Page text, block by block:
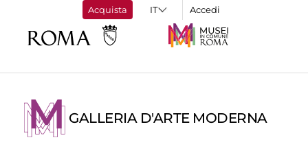
Acquista Accedi
GALLERIA D'ARTE MODERNA